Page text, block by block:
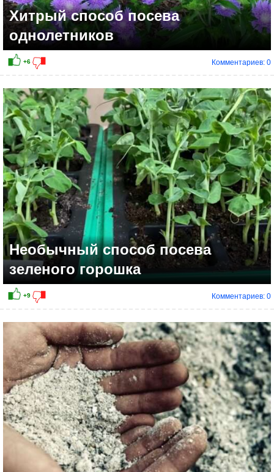
+7
Хитрый способ посева
однолетников
Комментариев: 0
Необычный способ посева
зеленого горошка
Комментариев: 0